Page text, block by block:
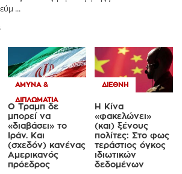
κανόνες φορολόγησης για τα
...
ΆΜΥΝΑ &
ΔΙΠΛΩΜΑΤΊΑ
Ο Τραμπ δε
μπορεί να
«διαβάσει» το
Ιράν. Και
(σχεδόν) κανένας
Αμερικανός
Η Κίνα
«φακελώνει»
(και) ξένους
πολίτες: Στο φως
τεράστιος όγκος
ιδιωτικών